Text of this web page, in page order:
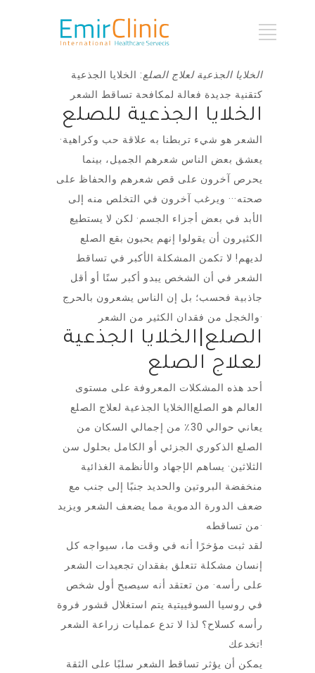
الخلايا الجذعية لعلاج الصلع: الخلايا الجذعية
كتقنية جديدة فعالة لمكافحة تساقط الشعر
الخلايا الجذعية للصلع
الشعر هو شيء تربطنا به علاقة حب وكراهية·
يعشق بعض الناس شعرهم الجميل، بينما
يحرص آخرون على قص شعرهم والحفاظ على
صحته··· ويرغب آخرون في التخلص منه إلى
الأبد في بعض أجزاء الجسم· لكن لا يستطيع
الكثيرون أن يقولوا إنهم يحبون بقع الصلع
لديهم! لا تكمن المشكلة الأكبر في تساقط
الشعر في أن الشخص يبدو أكبر سنًا أو أقل
جاذبية فحسب؛ بل إن الناس يشعرون بالحرج
والخجل من فقدان الكثير من الشعر·
الصلع|الخلايا الجذعية
لعلاج الصلع
أحد هذه المشكلات المعروفة على مستوى
العالم هو الصلع|الخلايا الجذعية لعلاج الصلع
يعاني حوالي 30٪ من إجمالي السكان من
الصلع الذكوري الجزئي أو الكامل بحلول سن
الثلاثين· يساهم الإجهاد والأنظمة الغذائية
منخفضة البروتين والحديد جنبًا إلى جنب مع
ضعف الدورة الدموية مما يضعف الشعر ويزيد
من تساقطه·
لقد ثبت مؤخرًا أنه في وقت ما، سيواجه كل
إنسان مشكلة تتعلق بفقدان تجعيدات الشعر
على رأسه· من تعتقد أنه سيصبح أول شخص
في روسيا السوفييتية يتم استغلال قشور فروة
رأسه كسلاح؟ لذا لا تدع عمليات زراعة الشعر
تخدعك!
يمكن أن يؤثر تساقط الشعر سلبًا على الثقة